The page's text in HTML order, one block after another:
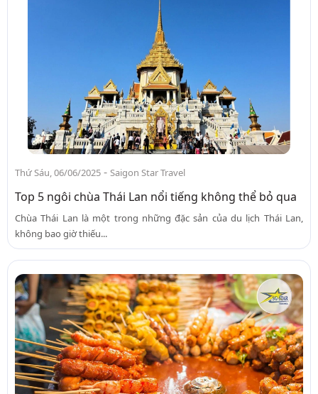
Thứ Sáu, 06/06/2025 - Saigon Star Travel
Top 5 ngôi chùa Thái Lan nổi tiếng không thể bỏ qua
Chùa Thái Lan là một trong những đặc sản của du lịch Thái Lan,
không bao giờ thiếu...